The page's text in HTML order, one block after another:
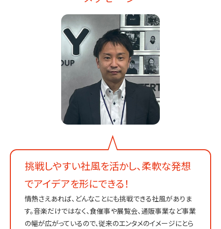
挑戦しやすい社風を活かし、柔軟な発想
でアイデアを形にできる！
情熱さえあれば、どんなことにも挑戦できる社風がありま
す。音楽だけではなく、食催事や展覧会、通販事業など事業
の幅が広がっているので、従来のエンタメのイメージにとら